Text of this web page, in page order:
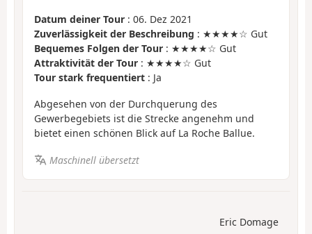
Datum deiner Tour : 06. Dez 2021
Zuverlässigkeit der Beschreibung : ★★★★☆ Gut
Bequemes Folgen der Tour : ★★★★☆ Gut
Attraktivität der Tour : ★★★★☆ Gut
Tour stark frequentiert : Ja
Abgesehen von der Durchquerung des
Gewerbegebiets ist die Strecke angenehm und
bietet einen schönen Blick auf La Roche Ballue.
Maschinell übersetzt
Eric Domage